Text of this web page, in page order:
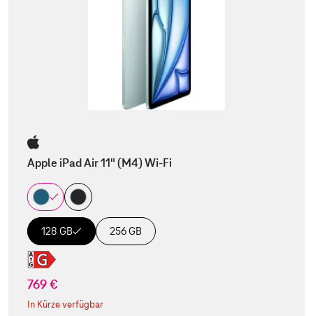
Apple iPad Air 11" (M4) Wi-Fi
128 GB 256 GB
769 €
In Kürze verfügbar